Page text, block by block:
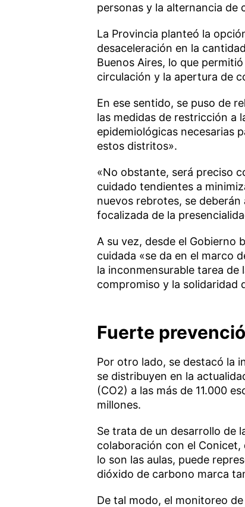
personas y la alternancia de
La Provincia planteó la
desaceleración en la
Buenos Aires, lo que
circulación y la apertura de
En ese sentido, se puso de
las medidas de restricción a
epidemiológicas necesarias
estos distritos».
«No obstante, será preciso
cuidado tendientes a
nuevos rebrotes, se
focalizada de la
A su vez, desde el Gobierno
cuidada «se da en el marco
la inconmensurable tarea de
compromiso y la solidaridad
Fuerte
Por otro lado, se destacó la
se distribuyen en la
(CO2) a las más de 11.000
millones.
Se trata de un desarrollo de
colaboración con el
lo son las aulas, puede
dióxido de carbono marca
De tal modo, el monitoreo